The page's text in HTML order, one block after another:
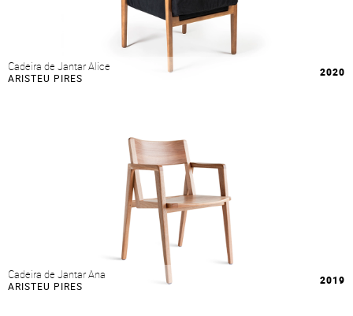
Cadeira de Jantar Alice
ARISTEU PIRES 2020
Cadeira de Jantar Ana
ARISTEU PIRES 2019